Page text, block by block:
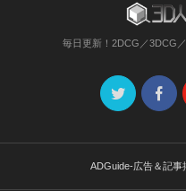
毎日更新！2DCG／3DCG
ADGuide-広告＆記